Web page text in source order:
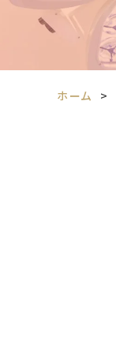
ホーム